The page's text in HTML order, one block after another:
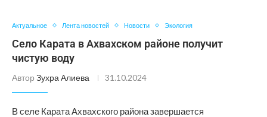
Актуальное Лента новостей Новости Экология
Село Карата в Ахвахском районе получит
чистую воду
Автор Зухра Алиева 31.10.2024
В селе Карата Ахвахского района завершается